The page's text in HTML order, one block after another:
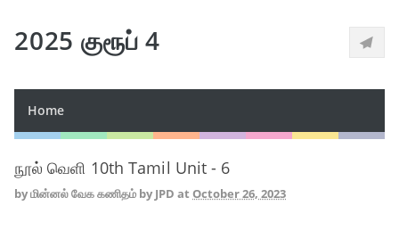
2025 குரூப் 4
Home
நூல் வெளி 10th Tamil Unit - 6
byமின்னல் வேக கணிதம் by JPD at October 26, 2023